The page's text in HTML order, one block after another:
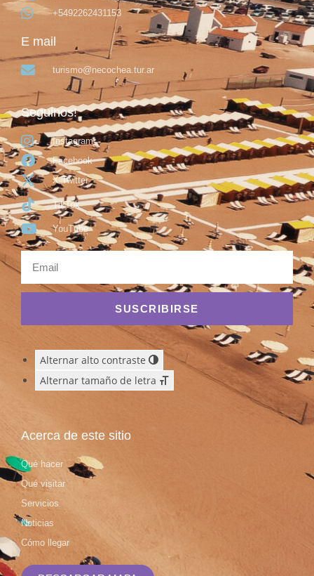
+5492262431153
E mail
turismo@necochea.tur.ar
Seguinos!
Instagram
Facebook
X Twitter
TikTok
YouTube
SUSCRIBIRSE
Alternar alto contraste
Alternar tamaño de letra
Acerca de este sitio
Qué hacer
Qué visitar
Servicios
Noticias
Cómo llegar